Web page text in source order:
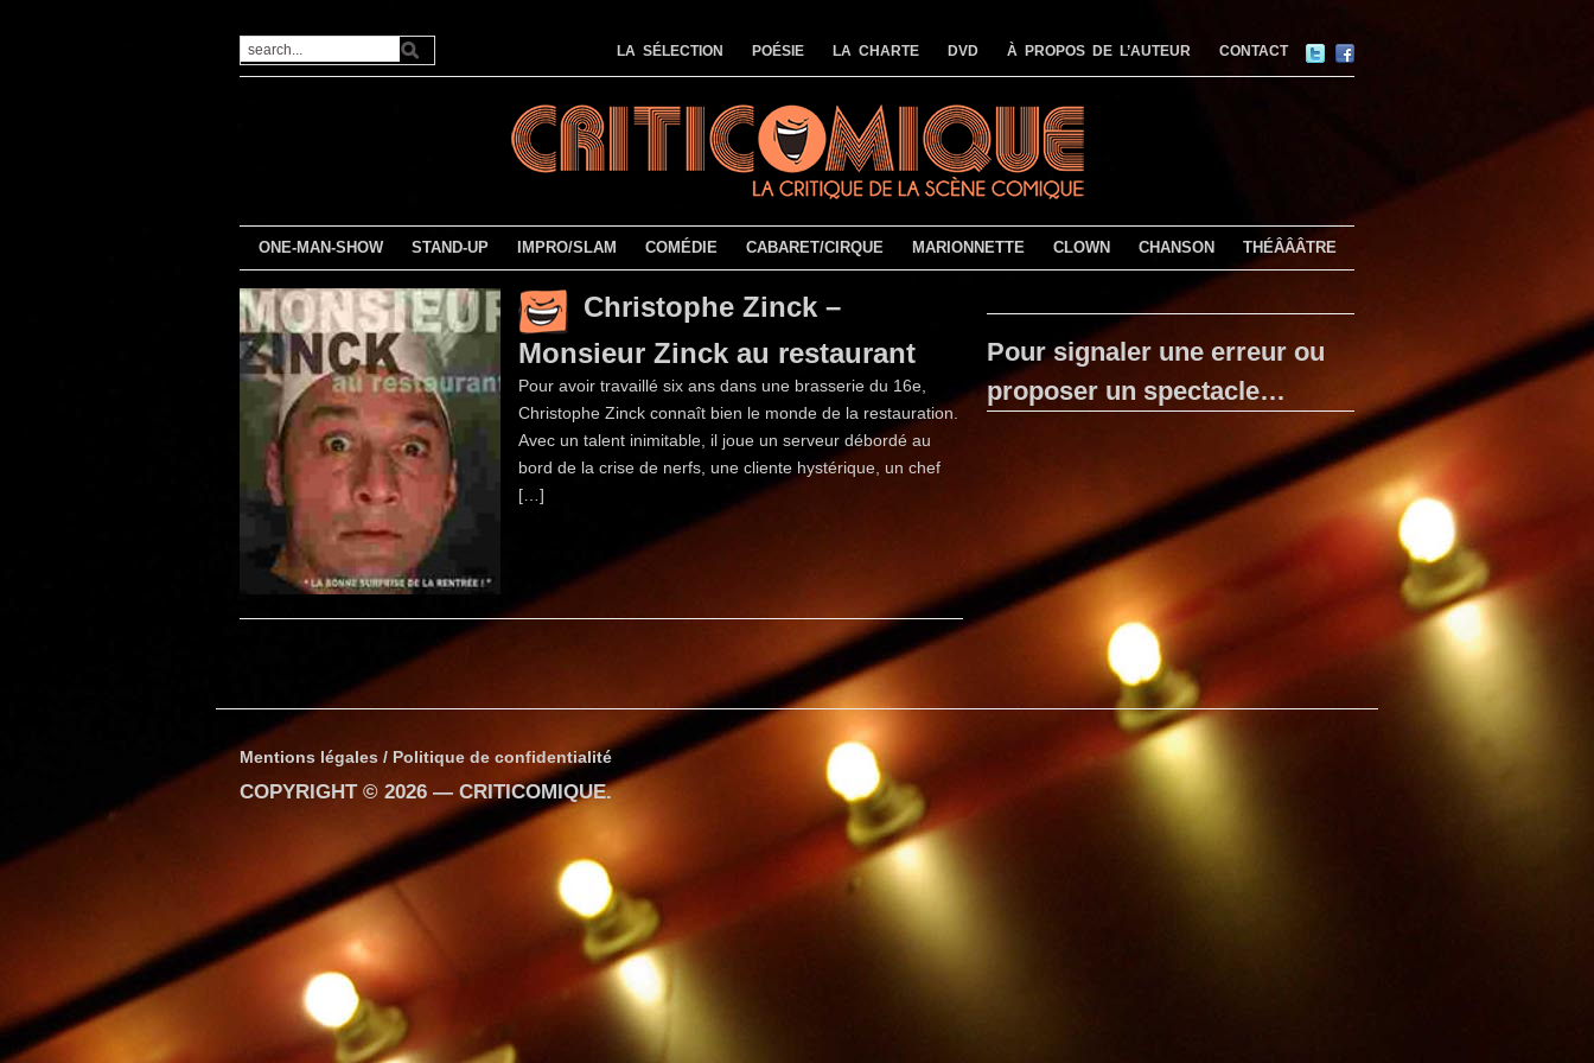
LA SÉLECTION POÉSIE LA CHARTE DVD À PROPOS DE L’AUTEUR CONTACT
ONE-MAN-SHOW STAND-UP IMPRO/SLAM COMÉDIE CABARET/CIRQUE MARIONNETTE CLOWN CHANSON THÉÂÂÂTRE
Christophe Zinck –
Monsieur Zinck au restaurant
Pour avoir travaillé six ans dans une brasserie du 16e,
Christophe Zinck connaît bien le monde de la restauration.
Avec un talent inimitable, il joue un serveur débordé au
bord de la crise de nerfs, une cliente hysté­rique, un chef
[…]
Pour signaler une erreur ou
proposer un spectacle…
Mentions légales / Politique de confidentialité
COPYRIGHT © 2026 — CRITICOMIQUE.